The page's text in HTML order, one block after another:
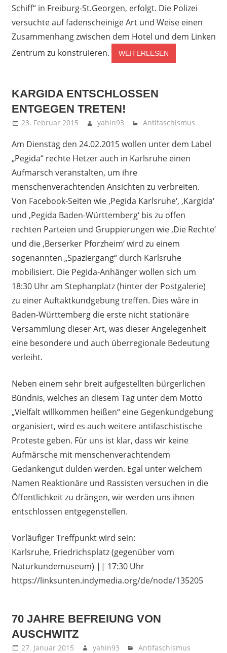
Schiff“ in Freiburg-St.Georgen, erfolgt. Die Polizei
versuchte auf fadenscheinige Art und Weise einen
Zusammenhang zwischen dem Hotel und dem Linken
Zentrum zu konstruieren.
WEITERLESEN
KARGIDA ENTSCHLOSSEN
ENTGEGEN TRETEN!
23. Februar 2015 yahin93 Antifaschismus
Am Dienstag den 24.02.2015 wollen unter dem Label
„Pegida“ rechte Hetzer auch in Karlsruhe einen
Aufmarsch veranstalten, um ihre
menschenverachtenden Ansichten zu verbreiten.
Von Facebook-Seiten wie ‚Pegida Karlsruhe‘, ‚Kargida‘
und ‚Pegida Baden-Württemberg‘ bis zu offen
rechten Parteien und Gruppierungen wie ‚Die Rechte‘
und die ‚Berserker Pforzheim‘ wird zu einem
sogenannten „Spaziergang“ durch Karlsruhe
mobilisiert. Die Pegida-Anhänger wollen sich um
18:30 Uhr am Stephanplatz (hinter der Postgalerie)
zu einer Auftaktkundgebung treffen. Dies wäre in
Baden-Württemberg die erste nicht stationäre
Versammlung dieser Art, was dieser Angelegenheit
eine besondere und auch überregionale Bedeutung
verleiht.
Neben einem sehr breit aufgestellten bürgerlichen
Bündnis, welches an diesem Tag unter dem Motto
„Vielfalt willkommen heißen“ eine Gegenkundgebung
organisiert, wird es auch weitere antifaschistische
Proteste geben. Für uns ist klar, dass wir keine
Aufmärsche mit menschenverachtendem
Gedankengut dulden werden. Egal unter welchem
Namen Reaktionäre und Rassisten versuchen in die
Öffentlichkeit zu drängen, wir werden uns ihnen
entschlossen entgegenstellen.
Vorläufiger Treffpunkt wird sein:
Karlsruhe, Friedrichsplatz (gegenüber vom
Naturkundemuseum) || 17:30 Uhr
https://linksunten.indymedia.org/de/node/135205
70 JAHRE BEFREIUNG VON
AUSCHWITZ
27. Januar 2015 yahin93 Antifaschismus